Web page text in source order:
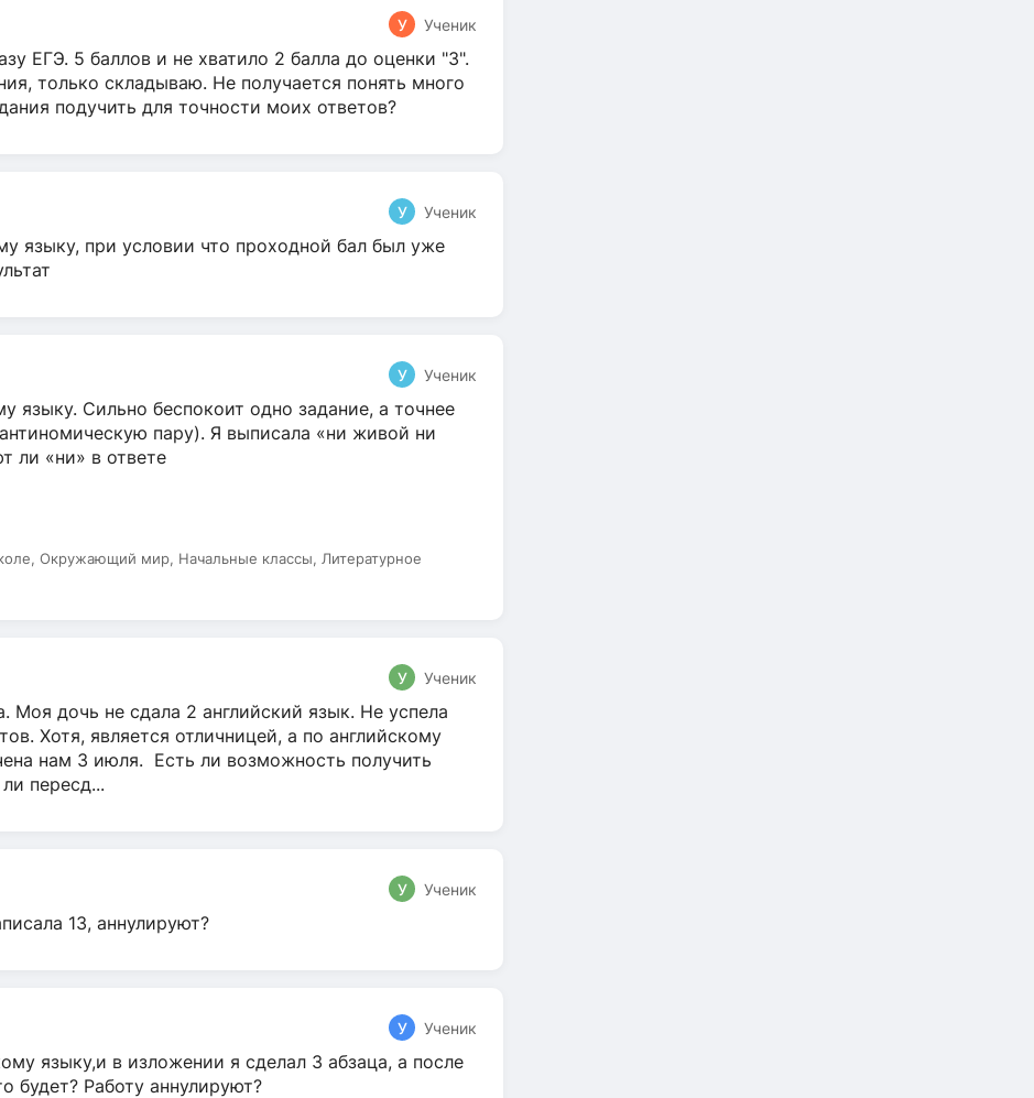
У Ученик
ЕГЭ. 5 баллов и не хватило 2 балла до оценки "3".
только складываю. Не получается понять много
подучить для точности моих ответов?
У Ученик
языку, при условии что проходной бал был уже
У Ученик
языку. Сильно беспокоит одно задание, а точнее
пару). Я выписала «ни живой ни
ли «ни» в ответе
Окружающий мир, Начальные классы, Литературное
У Ученик
Моя дочь не сдала 2 английский язык. Не успела
Хотя, является отличницей, а по английскому
нам 3 июля. Есть ли возможность получить
пересд...
У Ученик
13, аннулируют?
У Ученик
языку,и в изложении я сделал 3 абзаца, а после
будет? Работу аннулируют?